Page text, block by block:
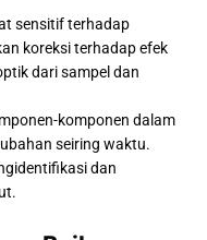
sensitif terhadap
koreksi terhadap efek
dari sampel dan
komponen dalam
seiring waktu.
dan